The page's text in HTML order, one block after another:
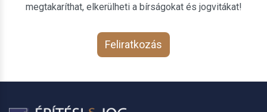
megtakaríthat, elkerülheti a bírságokat és jogvitákat!
Feliratkozás